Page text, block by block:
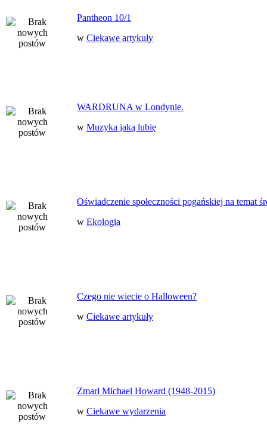
Pantheon 10/1
w Ciekawe artykuły
WARDRUNA w Londynie.
w Muzyka jaką lubię
Oświadczenie społeczności pogańskiej na temat
w Ekologia
Czego nie wiecie o Halloween?
w Ciekawe artykuły
Zmarł Michael Howard (1948-2015)
w Ciekawe wydarzenia